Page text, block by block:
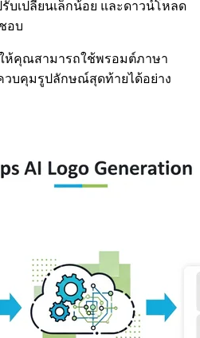
บเปลี่ยนเล็กน้อย และดาวน์โหลด
อบ
ห้คุณสามารถใช้พรอมต์ภาษา
บคุมรูปลักษณ์สุดท้ายได้อย่าง